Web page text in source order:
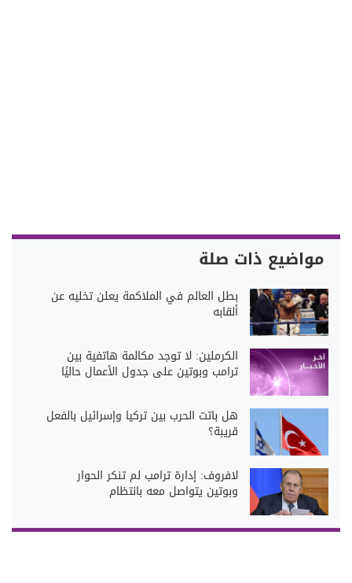
مواضيع ذات صلة
بطل العالم في الملاكمة يعلن تخليه عن
ألقابه
الكرملين: لا توجد مكالمة هاتفية بين
ترامب وبوتين على جدول الأعمال حاليًا
هل باتت الحرب بين تركيا وإسرائيل بالفعل
قريبة؟
لافروف: إدارة ترامب لم تنكر الحوار
وبوتين يتواصل معه بانتظام